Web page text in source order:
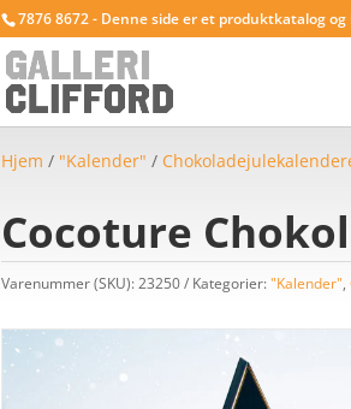
7876 8672 - Denne side er et produktkatalog
Hjem / "Kalender" /
Cocoture
Varenummer (SKU):23250 Kategorier:"Kalender",